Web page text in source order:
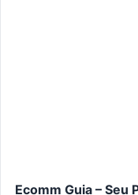
Ecomm Guia – Seu